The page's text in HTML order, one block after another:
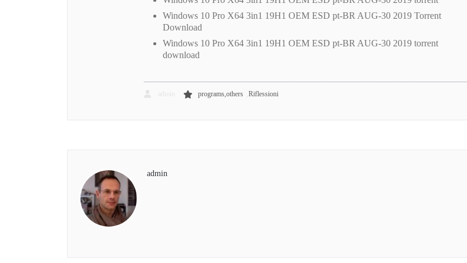
Windows 10 Pro X64 3in1 19H1 OEM ESD pt-BR AUG-30 2019 Torrent
Download
Windows 10 Pro X64 3in1 19H1 OEM ESD pt-BR AUG-30 2019 torrent
download
programs,others ,Riflessioni
admin